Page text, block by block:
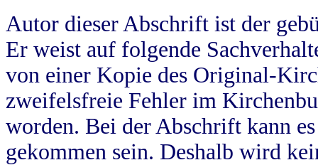
Autor dieser Abschrift ist der
Er weist auf folgende
von einer Kopie des Original-
zweifelsfreie Fehler im
worden. Bei der Abschrift kann
gekommen sein. Deshalb wird